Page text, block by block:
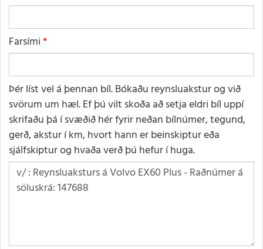
Farsími
Þér líst vel á þennan bíl. Bókaðu reynsluakstur og við
svörum um hæl. Ef þú vilt skoða að setja eldri bíl uppí
skrifaðu þá í svæðið hér fyrir neðan bílnúmer, tegund,
gerð, akstur í km, hvort hann er beinskiptur eða
sjálfskiptur og hvaða verð þú hefur í huga.